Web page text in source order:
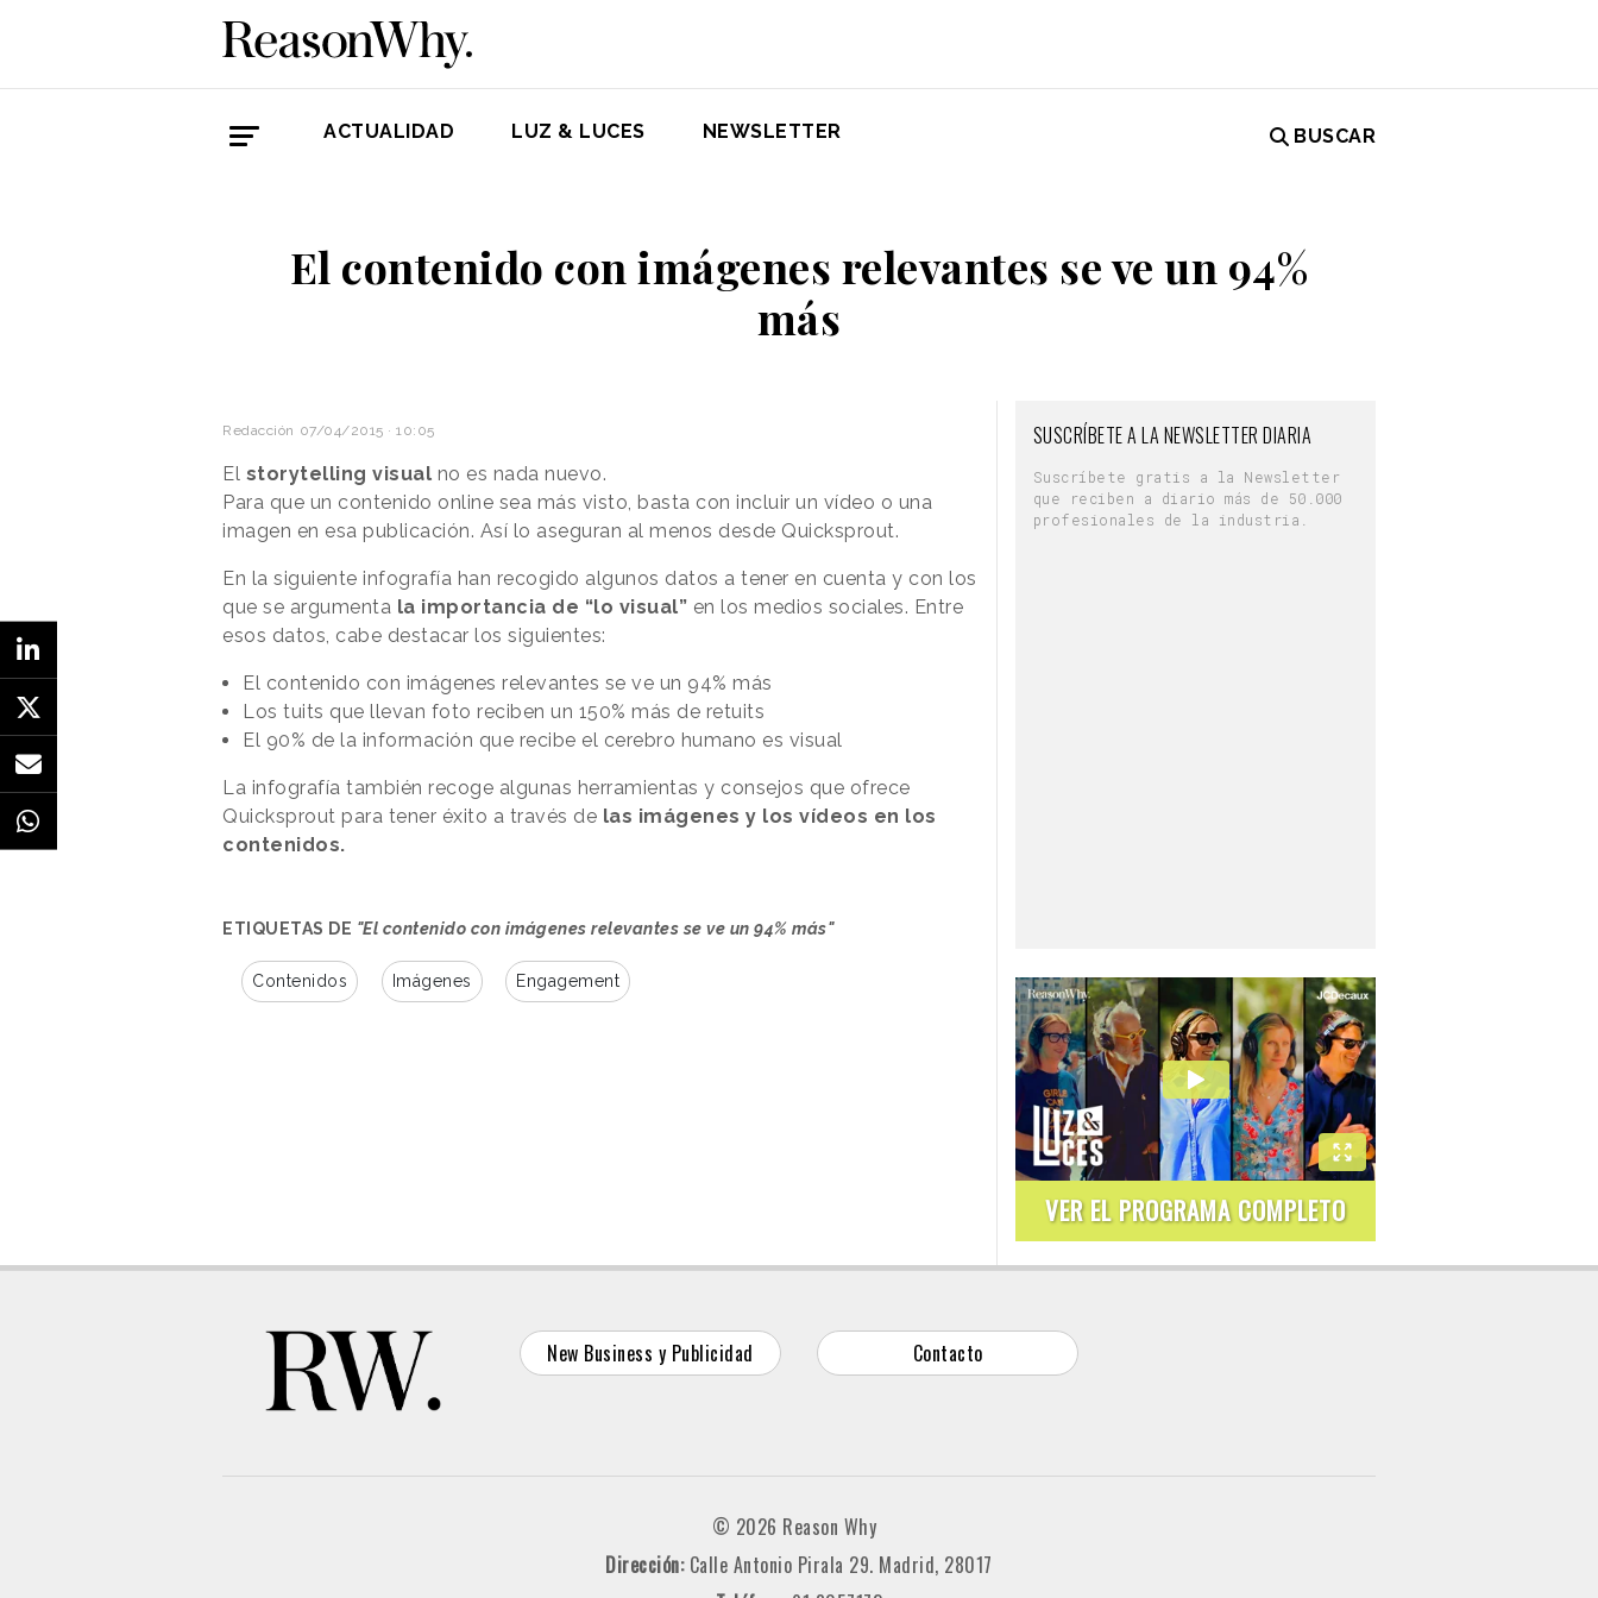
ACTUALIDAD LUZ & LUCES NEWSLETTER BUSCAR
El contenido con imágenes relevantes se ve un 94%
más
Redacción 07/04/2015 · 10:05
El storytelling visual no es nada nuevo.
Para que un contenido online sea más visto, basta con incluir un vídeo o una
imagen en esa publicación. Así lo aseguran al menos desde Quicksprout.
En la siguiente infografía han recogido algunos datos a tener en cuenta y con los
que se argumenta la importancia de “lo visual” en los medios sociales. Entre
esos datos, cabe destacar los siguientes:
El contenido con imágenes relevantes se ve un 94% más
Los tuits que llevan foto reciben un 150% más de retuits
El 90% de la información que recibe el cerebro humano es visual
La infografía también recoge algunas herramientas y consejos que ofrece
Quicksprout para tener éxito a través de las imágenes y los vídeos en los
contenidos.
ETIQUETAS DE "El contenido con imágenes relevantes se ve un 94% más"
Contenidos Imágenes Engagement
SUSCRÍBETE A LA NEWSLETTER DIARIA
Suscríbete gratis a la Newsletter
que reciben a diario más de 50.000
profesionales de la industria.
VER EL PROGRAMA COMPLETO
New Business y Publicidad Contacto
© 2026 Reason Why
Dirección: Calle Antonio Pirala 29. Madrid, 28017